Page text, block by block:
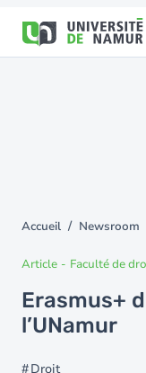
contenu
You
here
Accueil Newsroom
Article - Faculté de
Erasmus+
l’UNamur
Droit